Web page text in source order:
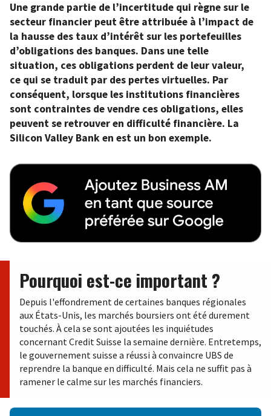
Une grande partie de l’incertitude qui règne sur le
secteur financier peut être attribuée à l’impact de
la hausse des taux d’intérêt sur les portefeuilles
d’obligations des banques. Dans une telle
situation, ces obligations perdent de leur valeur,
ce qui se traduit par des pertes virtuelles. Par
conséquent, lorsque les institutions financières
sont contraintes de vendre ces obligations, elles
peuvent se retrouver en difficulté financière. La
Silicon Valley Bank en est un bon exemple.
Pourquoi est-ce important ?
Depuis l'effondrement de certaines banques régionales
aux États-Unis, les marchés boursiers ont été durement
touchés. À cela se sont ajoutées les inquiétudes
concernant Credit Suisse la semaine dernière. Entretemps,
le gouvernement suisse a réussi à convaincre UBS de
reprendre la banque en difficulté. Mais cela ne suffit pas à
ramener le calme sur les marchés financiers.